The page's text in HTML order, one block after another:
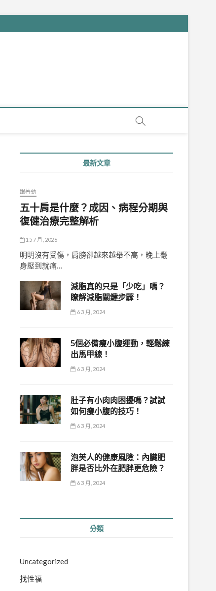
最新文章
跟著動
五十肩是什麼？成因、病程分期與
復健治療完整解析
15 7 月, 2026
明明沒有受傷，肩膀卻越來越舉不高，晚上翻
身壓到就痛…
減脂真的只是「少吃」嗎？
瞭解減脂關鍵步驟！
6 3 月, 2024
5個必備瘦小腹運動，輕鬆練
出馬甲線！
6 3 月, 2024
肚子有小肉肉困擾嗎？試試
如何瘦小腹的技巧！
6 3 月, 2024
泡芙人的健康風險：內臟肥
胖是否比外在肥胖更危險？
6 3 月, 2024
分類
Uncategorized
找性福